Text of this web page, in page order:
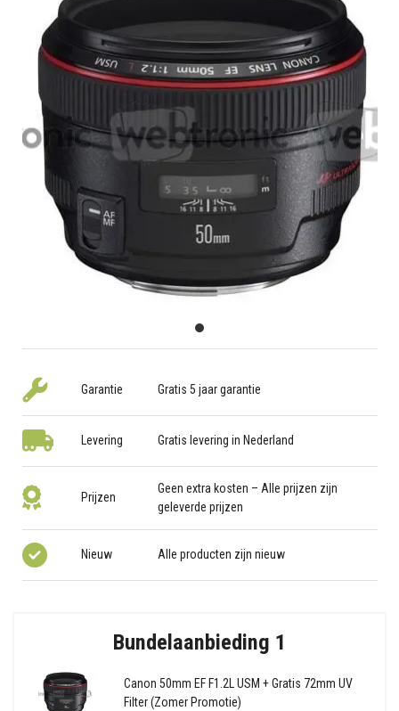
Garantie Gratis 5 jaar garantie
Levering Gratis levering in Nederland
Prijzen
Geen extra kosten – Alle prijzen zijn
geleverde prijzen
Nieuw Alle producten zijn nieuw
Bundelaanbieding 1
Canon 50mm EF F1.2L USM + Gratis 72mm UV
Filter (Zomer Promotie)